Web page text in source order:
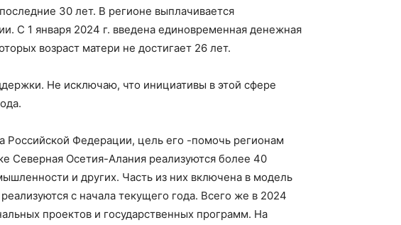
30 лет. В регионе выплачивается
С 1 января 2024 г. введена единовременная денежная
возраст матери не достигает 26 лет.
Не исключаю, что инициативы в этой сфере
Российской Федерации, цель его -помочь регионам
Северная Осетия-Алания реализуются более 40
и других. Часть из них включена в модель
с начала текущего года. Всего же в 2024
проектов и государственных программ. На